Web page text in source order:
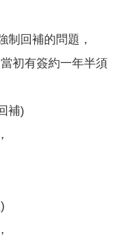
制回補的問題，
初有簽約一年半須
補)